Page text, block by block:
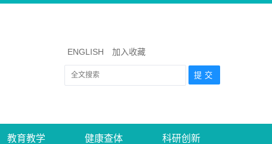
ENGLISH 加入收藏
教育教学 健康查体 科研创新